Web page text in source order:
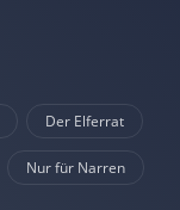
Der Elferrat
Nur für Narren